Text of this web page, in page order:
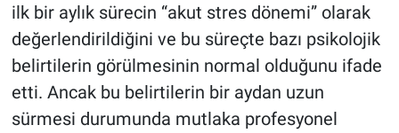
ilk bir aylık sürecin “akut stres dönemi” olarak
değerlendirildiğini ve bu süreçte bazı psikolojik
belirtilerin görülmesinin normal olduğunu ifade
etti. Ancak bu belirtilerin bir aydan uzun
sürmesi durumunda mutlaka profesyonel